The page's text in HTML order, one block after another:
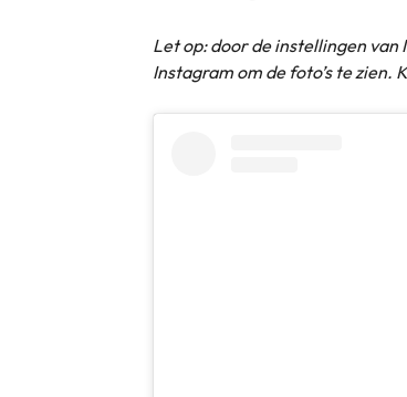
Let op: door de instellingen
Instagram om de foto’s te zien.